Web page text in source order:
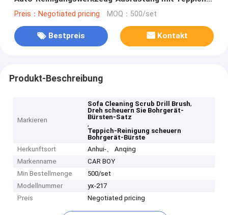
aus
Preis：Negotiated pricing MOQ：500/set
Bestpreis Kontakt
Produkt-Beschreibung
Markieren
Sofa Cleaning Scrub Drill Brush,
Dreh scheuern Sie Bohrgerät-
Bürsten-Satz
,
Teppich-Reinigung scheuern
Bohrgerät-Bürste
Herkunftsort
Anhui-、 Anqing
Markenname
CAR BOY
Min Bestellmenge
500/set
Modellnummer
yx-217
Preis
Negotiated pricing